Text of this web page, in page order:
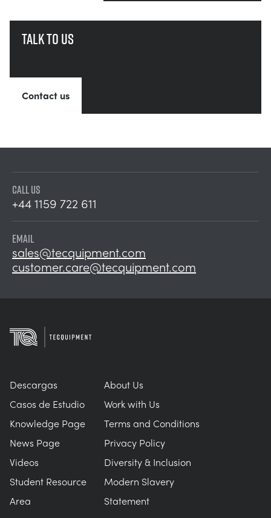
Talk to us
Contact us
CALL US
+44 1159 722 611
EMAIL
sales@tecquipment.com
customer.care@tecquipment.com
Descargas
Casos de Estudio
Knowledge Page
News Page
Videos
Student Resource
Area
About Us
Work with Us
Terms and Conditions
Privacy Policy
Diversity & Inclusion
Modern Slavery
Statement